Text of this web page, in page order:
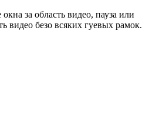
за область видео, пауза или
видео безо всяких гуевых рамок.